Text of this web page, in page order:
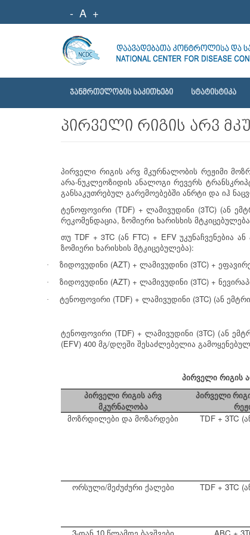
- A +
ᲯᲐᲜᲛᲠᲗᲔᲚᲝᲑᲘᲡ ᲡᲐᲙᲘᲗᲮᲔᲑᲘ ᲡᲢᲐᲢᲘᲡᲢᲘᲙᲐ
პირველი რიგის არვ
პირველი რიგის არვ მკურნალობის რეჟიმი
არა-ნუკლეოზიდის ანალოგი რევერს
განსაკუთრებულ გარემოებებში ანრტი და იჰ
ტენოფოვირი (TDF) +ლამივუდინი (3TC) (ან
რეკომენდაცია, ზომიერი ხარისხის მტკიცებულება
თუ TDF + 3TC (ან FTC) + EFVუკუნაჩვენებია ან
ზომიერი ხარისხის მტკიცებულება):
· ზიდოვუდინი (AZT) + ლამივუდინი (3TC) +
· ზიდოვუდინი (AZT) + ლამივუდინი (3TC) +
· ტენოფოვირი (TDF) + ლამივუდინი (3TC) (ან
ტენოფოვირი (TDF) +ლამივუდინი (3TC) (ან
(EFV) 400 მგ/დღეში შესაძლებელია გამოყენებულ
პირველი რიგის
პირველი რიგის არვ
მკურნალობა
პირველი
მოზრდილები და მოზარდები TDF + 3TC (
ორსული/მეძუძური ქალები TDF + 3TC (
3- 10 ABC +